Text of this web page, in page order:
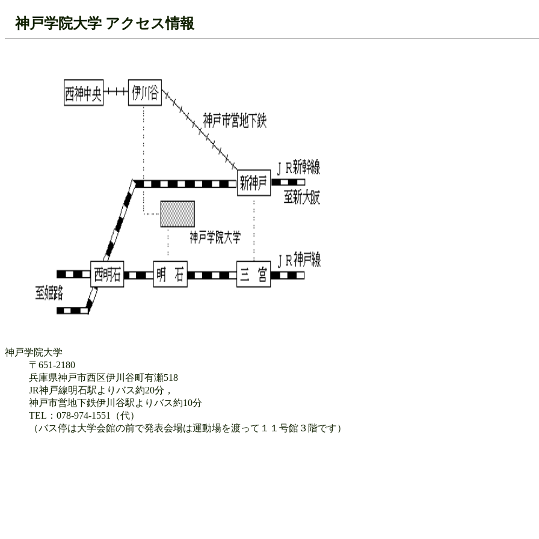
神戸学院大学 アクセス情報
神戸学院大学
〒651-2180
兵庫県神戸市西区伊川谷町有瀬518
JR神戸線明石駅よりバス約20分，
神戸市営地下鉄伊川谷駅よりバス約10分
TEL：078-974-1551（代）
（バス停は大学会館の前で発表会場は運動場を渡って１１号館３階です）